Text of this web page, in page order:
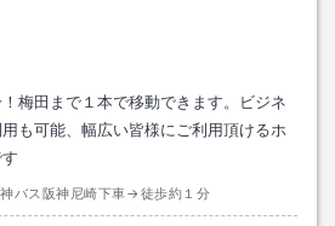
梅田まで１本で移動できます。ビジネ
も可能、幅広い皆様にご利用頂けるホ
バス阪神尼崎下車→徒歩約１分